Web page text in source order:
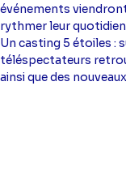
événements
rythmer leur
Un casting 5 étoiles :
téléspectateurs
ainsi que des